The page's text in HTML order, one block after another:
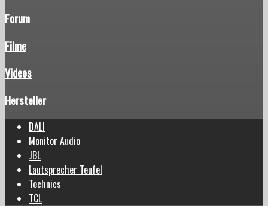
Forum
Filme
Videos
Hersteller
DALI
Monitor Audio
JBL
Lautsprecher Teufel
Technics
TCL